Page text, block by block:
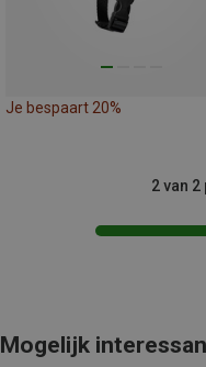
Je bespaart 20%
2 van
Mogelijk